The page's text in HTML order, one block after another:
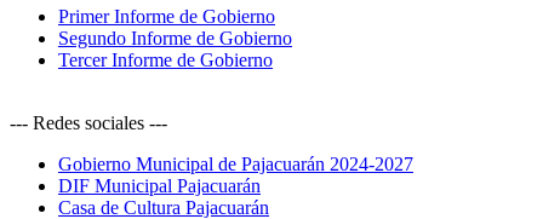
Primer Informe de Gobierno
Segundo Informe de Gobierno
Tercer Informe de Gobierno
--- Redes sociales ---
Gobierno Municipal de Pajacuarán 2024-2027
DIF Municipal Pajacuarán
Casa de Cultura Pajacuarán